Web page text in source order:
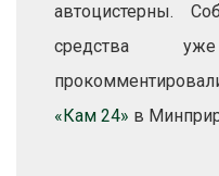
автоцистерны.
средства
«Кам 24» в